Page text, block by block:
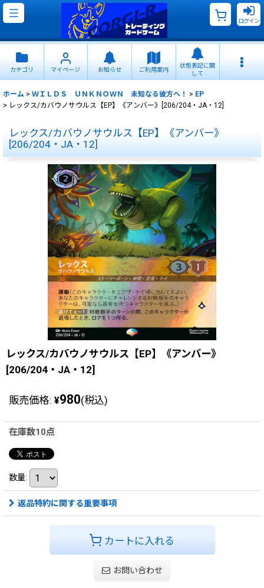
ログイン
カテゴリ マイページ お知らせ ご利用案内
状態表記に関
して
ホーム > ＷＩＬＤＳ ＵＮＫＮＯＷＮ 未知なる彼方へ！ > EP
> レックス/カバウノサウルス【EP】《アンバー》[206/204・JA・12]
レックス/カバウノサウルス【EP】《アンバー》
[206/204・JA・12]
レックス/カバウノサウルス【EP】《アンバー》
[206/204・JA・12]
販売価格: ¥980(税込)
在庫数10点
数量:
返品特約に関する重要事項
カートに入れる
お問い合わせ